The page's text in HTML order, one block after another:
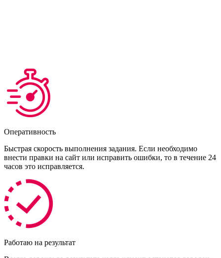
Оперативность
Быстрая скорость выполнения задания. Если необходимо
внести правки на сайт или исправить ошибки, то в течение 24
часов это исправляется.
Работаю на результат